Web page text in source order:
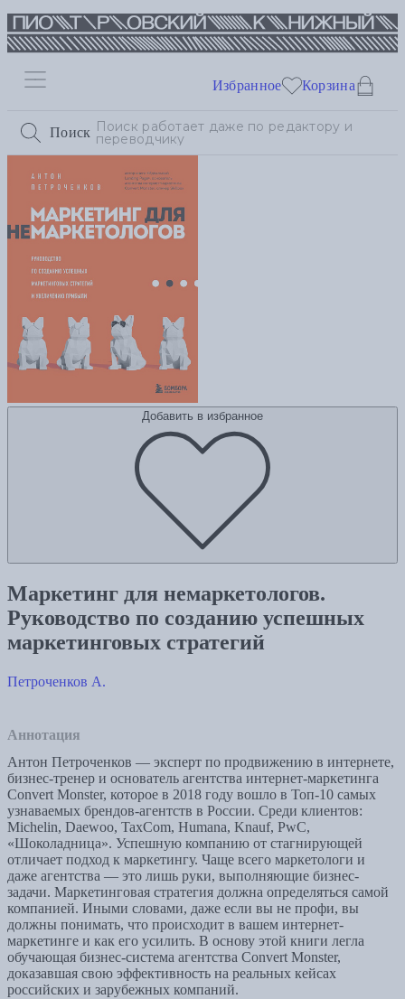
Поиск
Избранное Корзина
Добавить в избранное
Маркетинг для немаркетологов.
Руководство по созданию успешных
маркетинговых стратегий
Петроченков А.
Аннотация
Антон Петроченков — эксперт по продвижению в интернете,
бизнес-тренер и основатель агентства интернет-маркетинга
Convert Monster, которое в 2018 году вошло в Топ-10 самых
узнаваемых брендов-агентств в России. Среди клиентов:
Michelin, Daewoo, TaxCom, Humana, Knauf, PwC,
«Шоколадница». Успешную компанию от стагнирующей
отличает подход к маркетингу. Чаще всего маркетологи и
даже агентства — это лишь руки, выполняющие бизнес-
задачи. Маркетинговая стратегия должна определяться самой
компанией. Иными словами, даже если вы не профи, вы
должны понимать, что происходит в вашем интернет-
маркетинге и как его усилить. В основу этой книги легла
обучающая бизнес-система агентства Convert Monster,
доказавшая свою эффективность на реальных кейсах
российских и зарубежных компаний.